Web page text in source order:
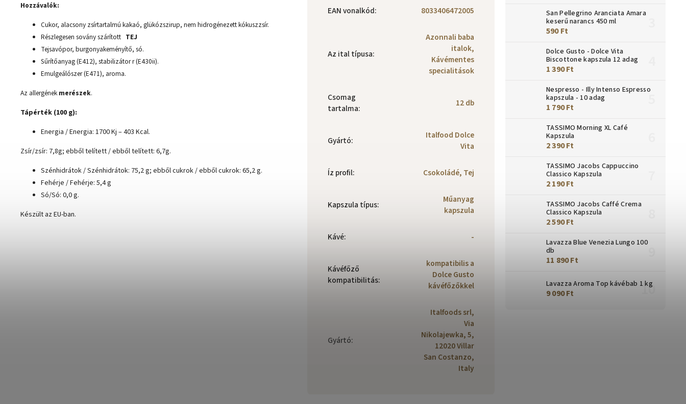
San Pellegrino Aranciata Amara
keserű narancs 450 ml
590 Ft
Dolce Gusto - Dolce Vita
Biscottone kapszula 12 adag
1 390 Ft
Nespresso - Illy Intenso Espresso
kapszula - 10 adag
1 790 Ft
TASSIMO Morning XL Café
Kapszula
2 390 Ft
TASSIMO Jacobs Cappuccino
Classico Kapszula
2 190 Ft
TASSIMO Jacobs Caffé Crema
Classico Kapszula
2 590 Ft
Lavazza Blue Venezia Lungo 100
db
11 890 Ft
Lavazza Aroma Top kávébab 1 kg
9 090 Ft
Hozzávalók:
Cukor, alacsony zsírtartalmú kakaó, glükózszirup, nem hidrogénezett kókuszzsír.
Részlegesen sovány szárított TEJ
Tejsavópor, burgonyakeményítő, só.
Sűrítőanyag (E412), stabilizátor r (E430ii).
Emulgeálószer (E471), aroma.
Az allergének merészek.
Tápérték (100 g):
Energia / Energia: 1700 Kj – 403 Kcal.
Zsír/zsír: 7,8g; ebből telített / ebből telített: 6,7g.
Szénhidrátok / Szénhidrátok: 75,2 g; ebből cukrok / ebből cukrok: 65,2 g.
Fehérje / Fehérje: 5,4 g
Só/Só: 0,0 g.
Készült az EU-ban.
EAN vonalkód: 8033406472005
Az ital típusa:
Azonnali baba
italok,
Kávémentes
specialitások
Csomag
tartalma: 12 db
Gyártó:
Italfood Dolce
Vita
Íz profil: Csokoládé, Tej
Kapszula típus:
Műanyag
kapszula
Kávé: -
Kávéfőző
kompatibilitás:
kompatibilis a
Dolce Gusto
kávéfőzőkkel
Gyártó:
Italfoods srl,
Via
Nikolajewka, 5,
12020 Villar
San Costanzo,
Italy